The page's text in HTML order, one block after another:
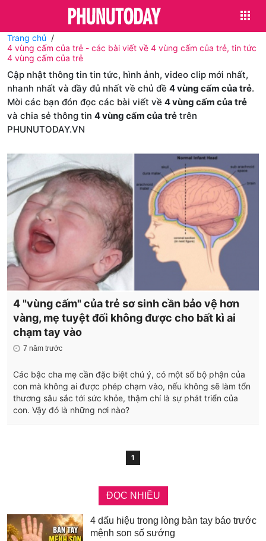
Trang chủ
4 vùng cấm của trẻ - các bài viết về 4 vùng cấm của trẻ, tin tức
4 vùng cấm của trẻ
Cập nhật thông tin tin tức, hình ảnh, video clip mới nhất,
nhanh nhất và đầy đủ nhất về chủ đề 4 vùng cấm của trẻ.
Mời các bạn đón đọc các bài viết về 4 vùng cấm của trẻ
và chia sẻ thông tin 4 vùng cấm của trẻ trên
PHUNUTODAY.VN
4 "vùng cấm" của trẻ sơ sinh cần bảo vệ hơn
vàng, mẹ tuyệt đối không được cho bất kì ai
chạm tay vào
7 năm trước
Các bậc cha mẹ cần đặc biệt chú ý, có một số bộ phận của
con mà không ai được phép chạm vào, nếu không sẽ làm tổn
thương sâu sắc tới sức khỏe, thậm chí là sự phát triển của
con. Vậy đó là những nơi nào?
1
ĐỌC NHIỀU
4 dấu hiệu trong lòng bàn tay báo trước
mệnh son số sướng